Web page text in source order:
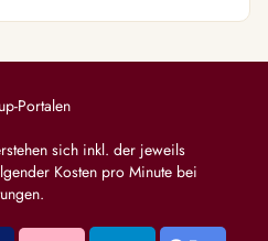
Portalen
sich inkl. der jeweils
Kosten pro Minute bei